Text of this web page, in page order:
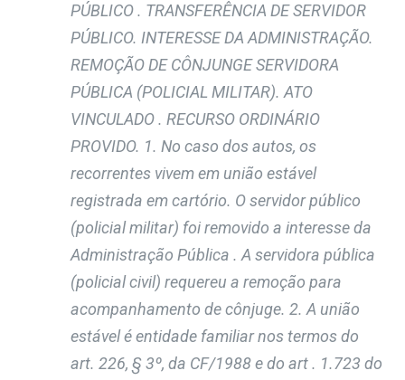
PÚBLICO . TRANSFERÊNCIA DE SERVIDOR
PÚBLICO. INTERESSE DA ADMINISTRAÇÃO.
REMOÇÃO DE CÔNJUNGE SERVIDORA
PÚBLICA (POLICIAL MILITAR). ATO
VINCULADO . RECURSO ORDINÁRIO
PROVIDO. 1. No caso dos autos, os
recorrentes vivem em união estável
registrada em cartório. O servidor público
(policial militar) foi removido a interesse da
Administração Pública . A servidora pública
(policial civil) requereu a remoção para
acompanhamento de cônjuge. 2. A união
estável é entidade familiar nos termos do
art. 226, § 3º, da CF/1988 e do art . 1.723 do